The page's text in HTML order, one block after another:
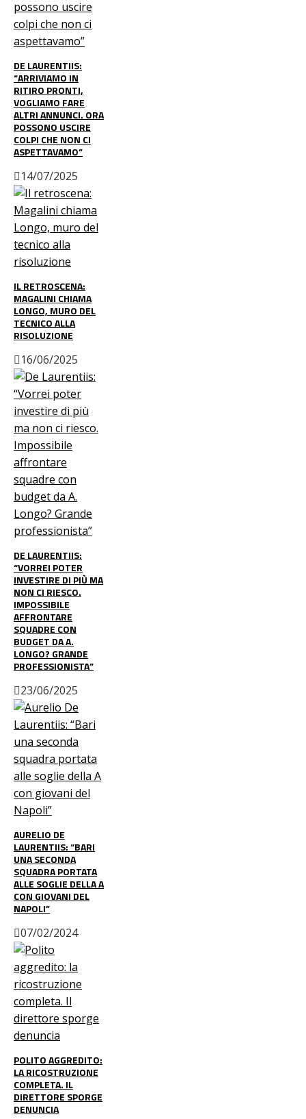
DE LAURENTIIS:
“ARRIVIAMO IN
RITIRO PRONTI,
VOGLIAMO FARE
ALTRI ANNUNCI. ORA
POSSONO USCIRE
COLPI CHE NON CI
ASPETTAVAMO”
14/07/2025
IL RETROSCENA:
MAGALINI CHIAMA
LONGO, MURO DEL
TECNICO ALLA
RISOLUZIONE
16/06/2025
DE LAURENTIIS:
“VORREI POTER
INVESTIRE DI PIÙ MA
NON CI RIESCO.
IMPOSSIBILE
AFFRONTARE
SQUADRE CON
BUDGET DA A.
LONGO? GRANDE
PROFESSIONISTA”
23/06/2025
AURELIO DE
LAURENTIIS: “BARI
UNA SECONDA
SQUADRA PORTATA
ALLE SOGLIE DELLA A
CON GIOVANI DEL
NAPOLI”
07/02/2024
POLITO AGGREDITO:
LA RICOSTRUZIONE
COMPLETA. IL
DIRETTORE SPORGE
DENUNCIA